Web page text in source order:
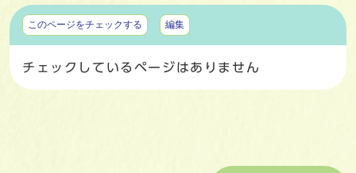
マイページ
このページをチェックする 編集
チェックしているページはありません